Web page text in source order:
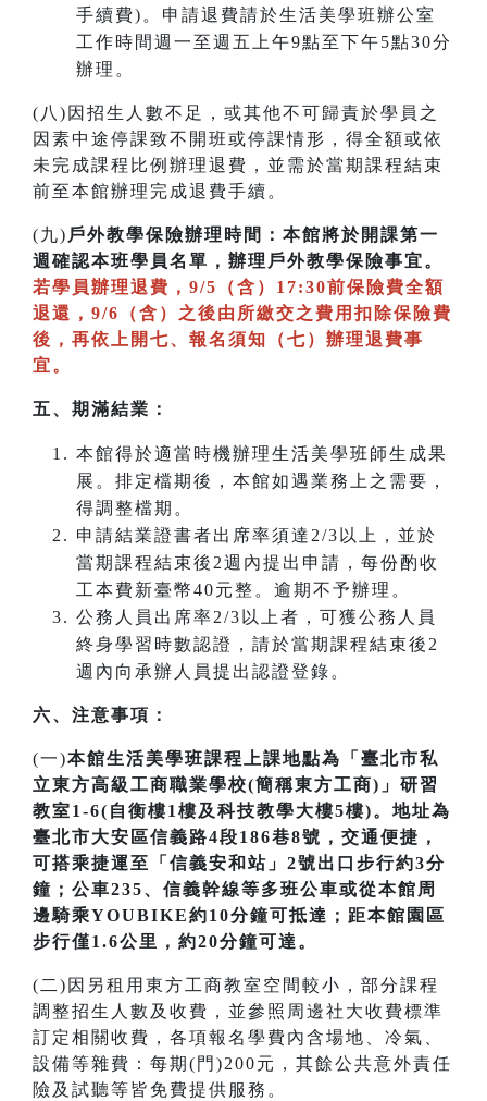
手續費)。申請退費請於生活美學班辦公室
工作時間週一至週五上午9點至下午5點30分
辦理。
(八)因招生人數不足，或其他不可歸責於學員之
因素中途停課致不開班或停課情形，得全額或依
未完成課程比例辦理退費，並需於當期課程結束
前至本館辦理完成退費手續。
(九) 戶外教學保險辦理時間：本館將於開課第一
週確認本班學員名單，辦理戶外教學保險事宜。
若學員辦理退費，9/5（含）17:30前保險費全額
退還，9/6（含）之後由所繳交之費用扣除保險費
後，再依上開七、報名須知（七）辦理退費事
宜。
五、期滿結業：
本館得於適當時機辦理生活美學班師生成果
展。排定檔期後，本館如遇業務上之需要，
得調整檔期。
申請結業證書者出席率須達2/3以上，並於
當期課程結束後2週內提出申請，每份酌收
工本費新臺幣40元整。逾期不予辦理。
公務人員出席率2/3以上者，可獲公務人員
終身學習時數認證，請於當期課程結束後2
週內向承辦人員提出認證登錄。
六、注意事項：
(一)本館生活美學班課程上課地點為「臺北市私
立東方高級工商職業學校(簡稱東方工商)」研習
教室1-6(自衡樓1樓及科技教學大樓5樓)。地址為
臺北市大安區信義路4段186巷8號，交通便捷，
可搭乘捷運至「信義安和站」2號出口步行約3分
鐘；公車235、信義幹線等多班公車或從本館周
邊騎乘YOUBIKE約10分鐘可抵達；距本館園區
步行僅1.6公里，約20分鐘可達。
(二)因另租用東方工商教室空間較小，部分課程
調整招生人數及收費，並參照周邊社大收費標準
訂定相關收費，各項報名學費內含場地、冷氣、
設備等雜費：每期(門)200元，其餘公共意外責任
險及試聽等皆免費提供服務。